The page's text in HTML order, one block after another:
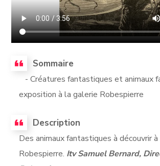
Sommaire
- Créatures fantastiques et animaux
exposition à la galerie Robespierre
Description
Des animaux fantastiques à découvrir
Robespierre. Itv Samuel Bernard,